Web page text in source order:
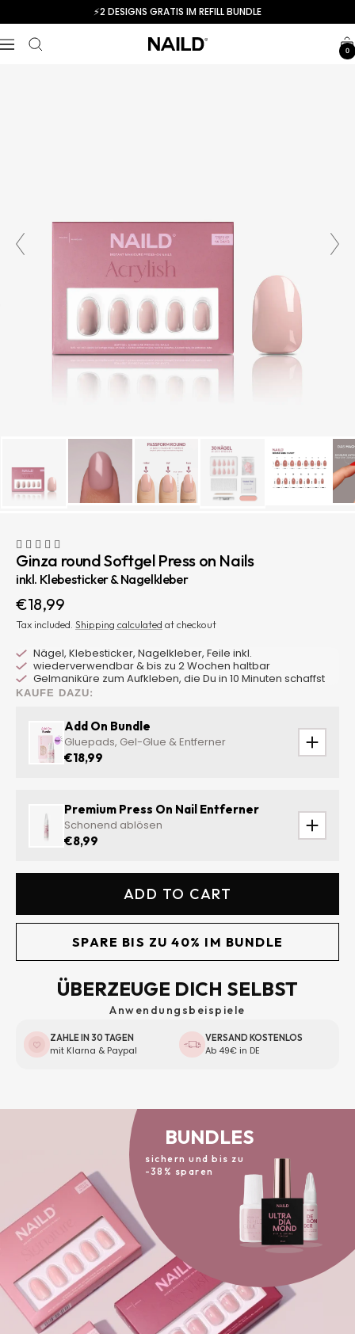
to
content
⚡️2 DESIGNS GRATIS IM REFILL BUNDLE
Navigation NAILD.de 0
Ginza round Softgel Press on Nails
inkl. Klebesticker & Nagelkleber
Sale
price
€18,99
Tax included. Shipping calculated at checkout
Nägel, Klebesticker, Nagelkleber, Feile inkl.
wiederverwendbar & bis zu 2 Wochen haltbar
Gelmaniküre zum Aufkleben, die Du in 10 Minuten schaffst
KAUFE DAZU:
Add On Bundle
Gluepads, Gel-Glue & Entferner
€18,99
Premium Press On Nail Entferner
Schonend ablösen
€8,99
ADD TO CART
SPARE BIS ZU 40% IM BUNDLE
ÜBERZEUGE DICH SELBST
Anwendungsbeispiele
ZAHLE IN 30 TAGEN
mit Klarna & Paypal
VERSAND KOSTENLOS
Ab 49€ in DE
BUNDLES
sichern und bis zu
-38% sparen